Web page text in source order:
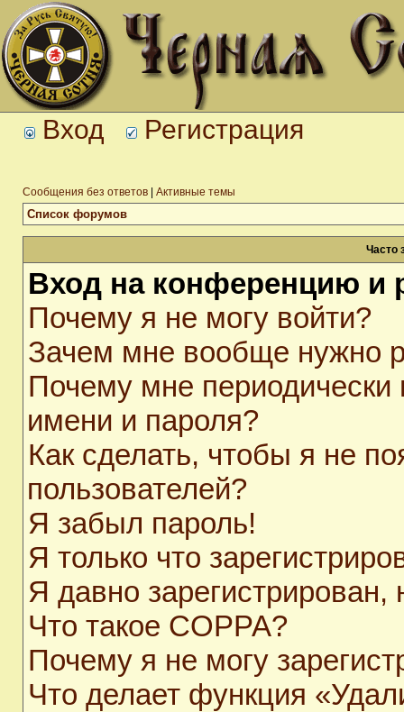
Вход Регистрация
Сообщения без ответов Активные темы
Список форумов
Часто
Вход на конференцию и
Почему я не могу войти?
Зачем мне вообще нужно
Почему мне периодически
имени и пароля?
Как сделать, чтобы я не
пользователей?
Я забыл пароль!
Я только что
Я давно
Что такое COPPA?
Почему я не могу
Что делает функция